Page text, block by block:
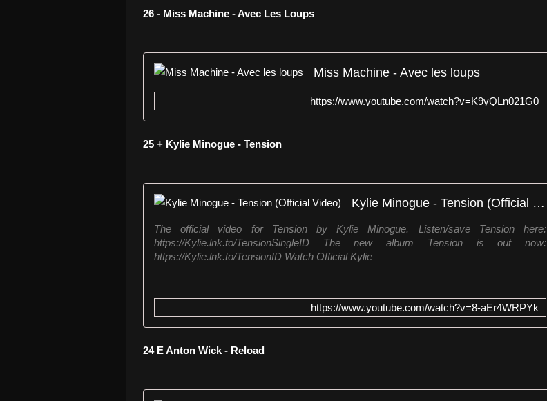
26 - Miss Machine - Avec Les Loups
Miss Machine - Avec les loups
https://www.youtube.com/watch?v=K9yQLn021G0
25 + Kylie Minogue - Tension
Kylie Minogue - Tension (Official Video)
The official video for Tension by Kylie Minogue. Listen/save Tension here:
https://Kylie.lnk.to/TensionSingleID The new album Tension is out now:
https://Kylie.lnk.to/TensionID Watch Official Kylie
https://www.youtube.com/watch?v=8-aEr4WRPYk
24 E Anton Wick - Reload